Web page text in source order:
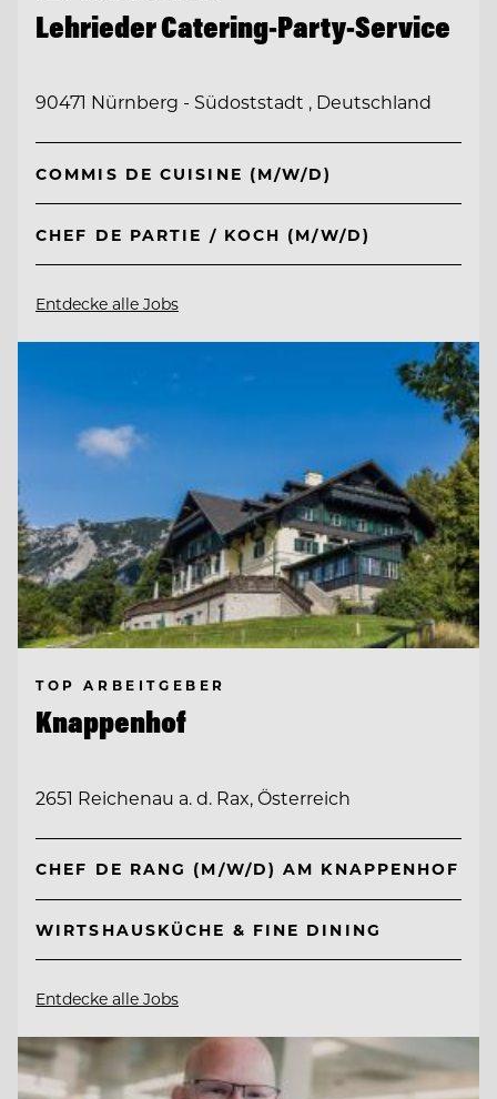
Lehrieder Catering-Party-Service
90471 Nürnberg - Südoststadt , Deutschland
COMMIS DE CUISINE (M/W/D)
CHEF DE PARTIE / KOCH (M/W/D)
Entdecke alle Jobs
TOP ARBEITGEBER
Knappenhof
2651 Reichenau a. d. Rax, Österreich
CHEF DE RANG (M/W/D) AM KNAPPENHOF
WIRTSHAUSKÜCHE & FINE DINING
Entdecke alle Jobs